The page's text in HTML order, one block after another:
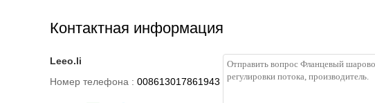
Контактная информация
Leeo.li
Номер телефона : 008613017861943